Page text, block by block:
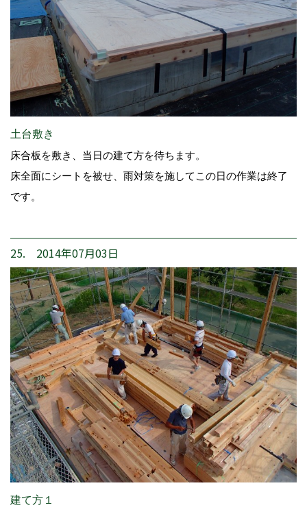
土台敷き
床合板を敷き、当日の建て方を待ちます。
床全面にシートを被せ、雨対策を施してこの日の作業は終了
です。
25. 2014年07月03日
建て方１